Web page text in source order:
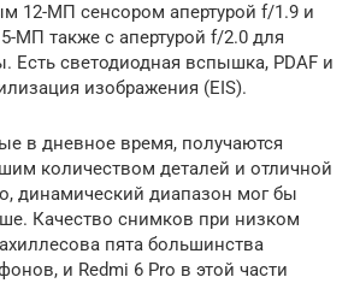
12-МП сенсором апертурой f/1.9 и
МП также с апертурой f/2.0 для
Есть светодиодная вспышка, PDAF и
изображения (EIS).
в дневное время, получаются
количеством деталей и отличной
динамический диапазон мог бы
Качество снимков при низком
пята большинства
и Redmi 6 Pro в этой части